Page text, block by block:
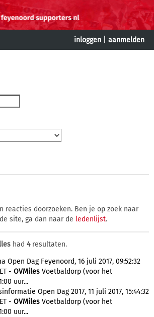
inloggen aanmelden
reacties doorzoeken. Ben je op zoek naar
site, ga dan naar de ledenlijst.
had 4resultaten.
Open Dag Feyenoord, 16 juli 2017, 09:52:32
- OVMiles Voetbaldorp (voor het
uur...
Open Dag 2017, 11 juli 2017, 15:44:32
- OVMiles Voetbaldorp (voor het
uur...